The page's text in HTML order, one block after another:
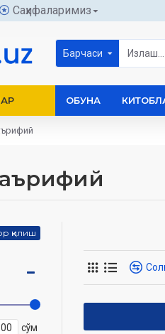
Саҳифаларимиз
Барчаси
ОБУНА
қилиш
сўм